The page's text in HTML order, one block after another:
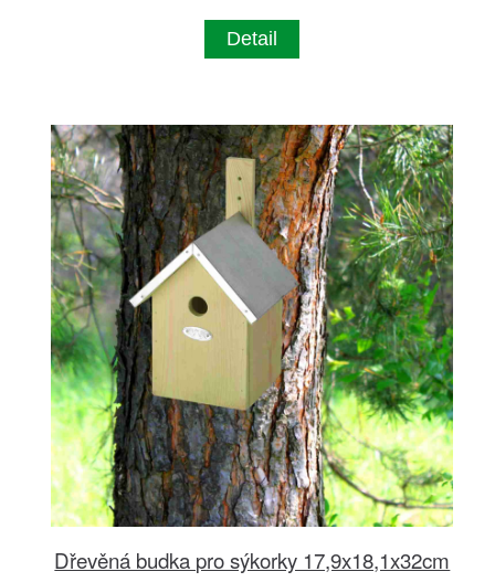
Detail
Dřevěná budka pro sýkorky 17,9x18,1x32cm